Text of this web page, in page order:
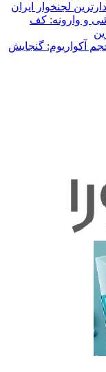
لجنخوار ایران
و وارونه: کف
آکواریوم: گنجایش